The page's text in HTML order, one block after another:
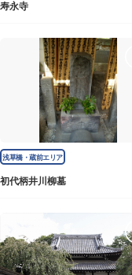
寿永寺
浅草橋・蔵前エリア
初代柄井川柳墓